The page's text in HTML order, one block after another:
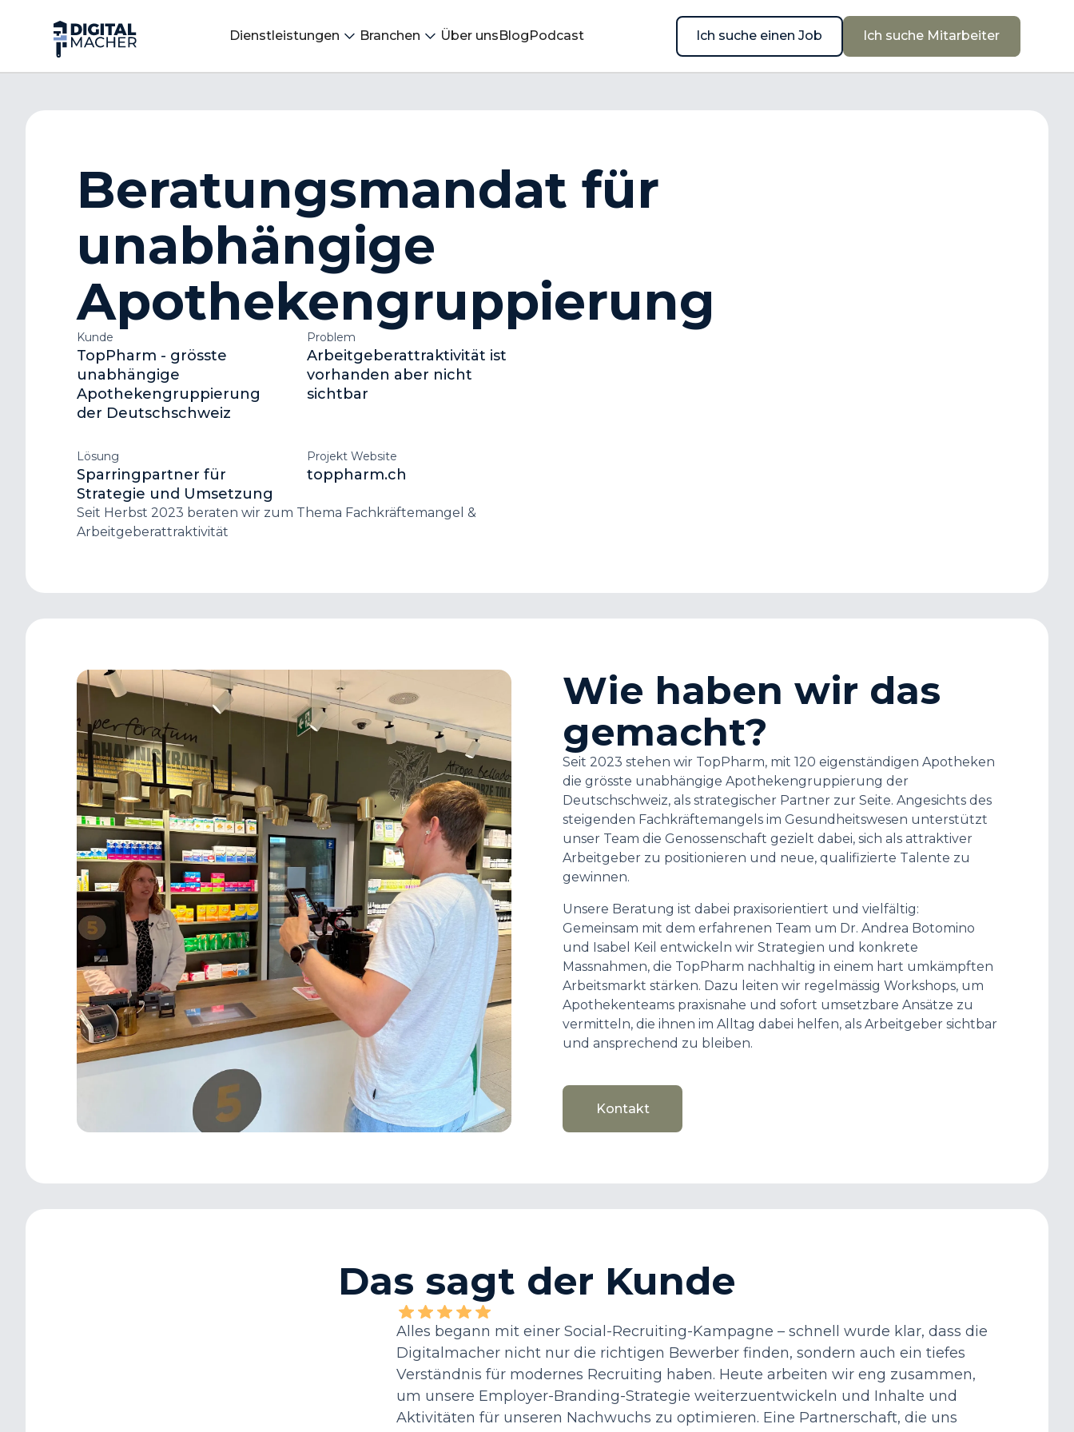
Dienstleistungen Branchen Über unsBlogPodcast Ich suche einen Job
Ich suche einen Job Ich suche Mitarbeiter
Ich suche Mitarbeiter
Beratungsmandat für
unabhängige
Apothekengruppierung
Kunde
TopPharm - grösste
unabhängige
Apothekengruppierung
der Deutschschweiz
Problem
Arbeitgeberattraktivität ist
vorhanden aber nicht
sichtbar
Lösung
Sparringpartner für
Strategie und Umsetzung
Projekt Website
toppharm.ch
Seit Herbst 2023 beraten wir zum Thema Fachkräftemangel &
Arbeitgeberattraktivität
Wie haben wir das
gemacht?
Seit 2023 stehen wir TopPharm, mit 120 eigenständigen Apotheken
die grösste unabhängige Apothekengruppierung der
Deutschschweiz, als strategischer Partner zur Seite. Angesichts des
steigenden Fachkräftemangels im Gesundheitswesen unterstützt
unser Team die Genossenschaft gezielt dabei, sich als attraktiver
Arbeitgeber zu positionieren und neue, qualifizierte Talente zu
gewinnen.
Unsere Beratung ist dabei praxisorientiert und vielfältig:
Gemeinsam mit dem erfahrenen Team um Dr. Andrea Botomino
und Isabel Keil entwickeln wir Strategien und konkrete
Massnahmen, die TopPharm nachhaltig in einem hart umkämpften
Arbeitsmarkt stärken. Dazu leiten wir regelmässig Workshops, um
Apothekenteams praxisnahe und sofort umsetzbare Ansätze zu
vermitteln, die ihnen im Alltag dabei helfen, als Arbeitgeber sichtbar
und ansprechend zu bleiben.
Kontakt
Kontakt
Das sagt der Kunde
Alles begann mit einer Social-Recruiting-Kampagne – schnell wurde klar, dass die
Digitalmacher nicht nur die richtigen Bewerber finden, sondern auch ein tiefes
Verständnis für modernes Recruiting haben. Heute arbeiten wir eng zusammen,
um unsere Employer-Branding-Strategie weiterzuentwickeln und Inhalte und
Aktivitäten für unseren Nachwuchs zu optimieren. Eine Partnerschaft, die uns